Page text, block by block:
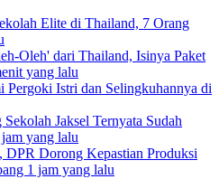
Elite di Thailand, 7 Orang
Oleh' dari Thailand, Isinya Paket
yang lalu
Pergoki Istri dan Selingkuhannya di
Jaksel Ternyata Sudah
jam yang lalu
DPR Dorong Kepastian Produksi
1 jam yang lalu